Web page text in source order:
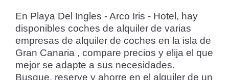
En Playa Del Ingles - Arco Iris - Hotel, hay
disponibles coches de alquiler de varias
empresas de alquiler de coches en la isla de
Gran Canaria , compare precios y elija el que
mejor se adapte a sus necesidades.
Busque, reserve y ahorre en el alquiler de un